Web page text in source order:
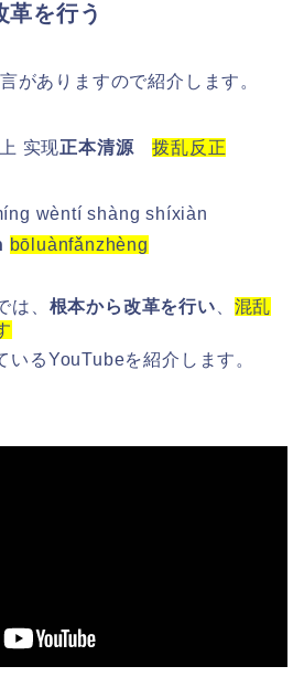
革を行う
がありますので紹介します。
实现正本清源 拨乱反正
wèntí shàng shíxiàn
bōluànfǎnzhèng
は、 根本から改革を行い
混乱
いるYouTubeを紹介します。